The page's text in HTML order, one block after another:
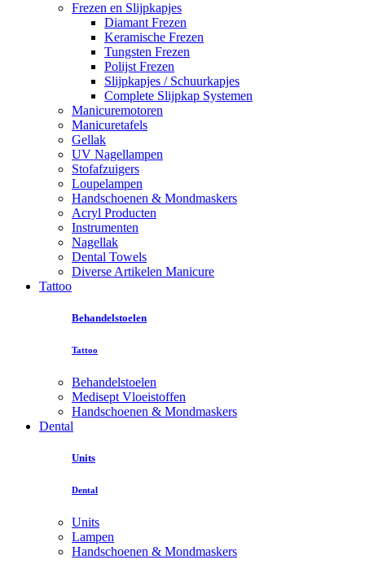
Frezen en Slijpkapjes
Diamant Frezen
Keramische Frezen
Tungsten Frezen
Polijst Frezen
Slijpkapjes / Schuurkapjes
Complete Slijpkap Systemen
Manicuremotoren
Manicuretafels
Gellak
UV Nagellampen
Stofafzuigers
Loupelampen
Handschoenen & Mondmaskers
Acryl Producten
Instrumenten
Nagellak
Dental Towels
Diverse Artikelen Manicure
Tattoo
Behandelstoelen
Tattoo
Behandelstoelen
Medisept Vloeistoffen
Handschoenen & Mondmaskers
Dental
Units
Dental
Units
Lampen
Handschoenen & Mondmaskers